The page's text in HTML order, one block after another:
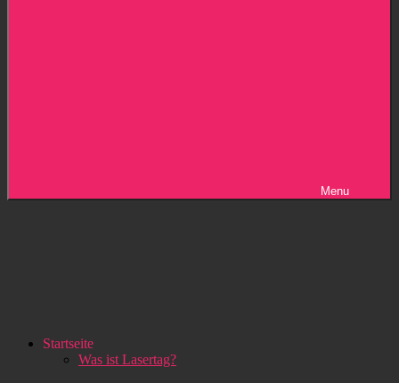
Menu
Startseite
Was ist Lasertag?